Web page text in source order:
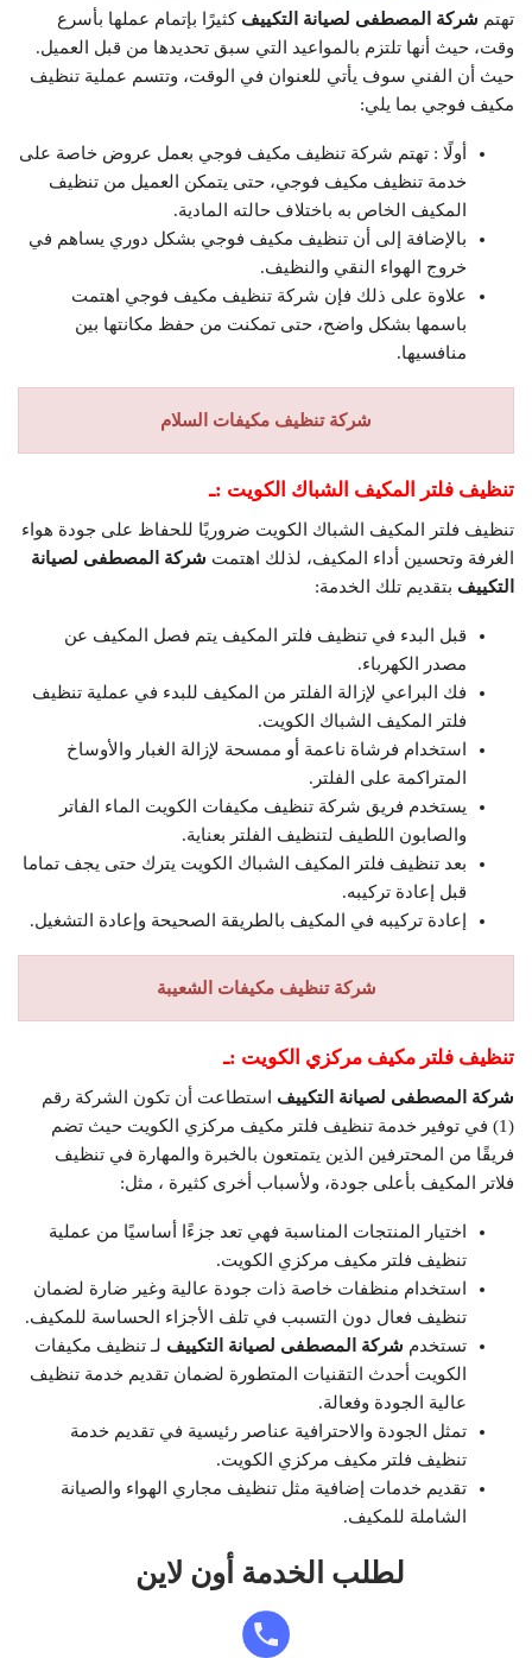
تهتم شركة المصطفى لصيانة التكييف كثيرًا بإتمام عملها بأسرع
وقت، حيث أنها تلتزم بالمواعيد التي سبق تحديدها من قبل العميل.
حيث أن الفني سوف يأتي للعنوان في الوقت، وتتسم عملية تنظيف
مكيف فوجي بما يلي:
أولًا : تهتم شركة تنظيف مكيف فوجي بعمل عروض خاصة على
خدمة تنظيف مكيف فوجي، حتى يتمكن العميل من تنظيف
المكيف الخاص به باختلاف حالته المادية.
بالإضافة إلى أن تنظيف مكيف فوجي بشكل دوري يساهم في
خروج الهواء النقي والنظيف.
علاوة على ذلك فإن شركة تنظيف مكيف فوجي اهتمت
باسمها بشكل واضح، حتى تمكنت من حفظ مكانتها بين
منافسيها.
شركة تنظيف مكيفات السلام
تنظيف فلتر المكيف الشباك الكويت :ـ
تنظيف فلتر المكيف الشباك الكويت ضروريًا للحفاظ على جودة هواء
الغرفة وتحسين أداء المكيف، لذلك اهتمت شركة
المصطفى لصيانة
التكييف بتقديم تلك الخدمة:
قبل البدء في تنظيف فلتر المكيف يتم فصل المكيف عن
مصدر الكهرباء.
فك البراعي لإزالة الفلتر من المكيف للبدء في عملية تنظيف
فلتر المكيف الشباك الكويت.
استخدام فرشاة ناعمة أو ممسحة لإزالة الغبار والأوساخ
المتراكمة على الفلتر.
يستخدم فريق شركة تنظيف مكيفات الكويت الماء الفاتر
والصابون اللطيف لتنظيف الفلتر بعناية.
بعد تنظيف فلتر المكيف الشباك الكويت يترك حتى يجف تماما
قبل إعادة تركيبه.
إعادة تركيبه في المكيف بالطريقة الصحيحة وإعادة التشغيل.
شركة تنظيف مكيفات الشعيبة
تنظيف فلتر مكيف مركزي الكويت :ـ
شركة المصطفى لصيانة التكييف استطاعت أن تكون الشركة رقم
(1) في توفير خدمة تنظيف فلتر مكيف مركزي الكويت حيث تضم
فريقًا من المحترفين الذين يتمتعون بالخبرة والمهارة في تنظيف
فلاتر المكيف بأعلى جودة، ولأسباب أخرى كثيرة ، مثل:
اختيار المنتجات المناسبة فهي تعد جزءًا أساسيًا من عملية
تنظيف فلتر مكيف مركزي الكويت.
استخدام منظفات خاصة ذات جودة عالية وغير ضارة لضمان
تنظيف فعال دون التسبب في تلف الأجزاء الحساسة للمكيف.
تستخدم شركة المصطفى لصيانة التكييف لـ تنظيف مكيفات
الكويت أحدث التقنيات المتطورة لضمان تقديم خدمة تنظيف
عالية الجودة وفعالة.
تمثل الجودة والاحترافية عناصر رئيسية في تقديم خدمة
تنظيف فلتر مكيف مركزي الكويت.
تقديم خدمات إضافية مثل تنظيف مجاري الهواء والصيانة
الشاملة للمكيف.
لطلب الخدمة أون لاين